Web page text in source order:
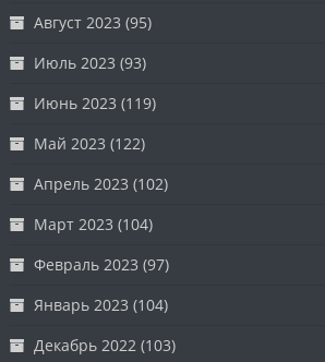
Август 2023 (95)
Июль 2023 (93)
Июнь 2023 (119)
Май 2023 (122)
Апрель 2023 (102)
Март 2023 (104)
Февраль 2023 (97)
Январь 2023 (104)
Декабрь 2022 (103)